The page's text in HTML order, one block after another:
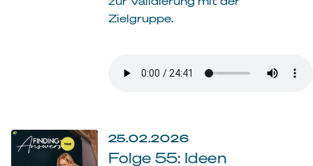
Zielgruppe.
25.02.2026
Folge 55: Ideen